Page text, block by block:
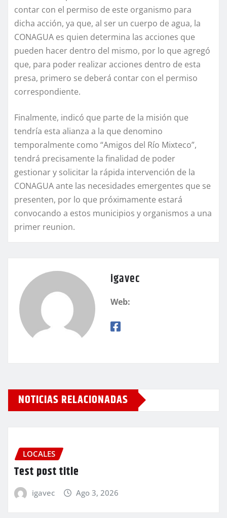
contar con el permiso de este organismo para
dicha acción, ya que, al ser un cuerpo de agua, la
CONAGUA es quien determina las acciones que
pueden hacer dentro del mismo, por lo que agregó
que, para poder realizar acciones dentro de esta
presa, primero se deberá contar con el permiso
correspondiente.
Finalmente, indicó que parte de la misión que
tendría esta alianza a la que denomino
temporalmente como “Amigos del Río Mixteco”,
tendrá precisamente la finalidad de poder
gestionar y solicitar la rápida intervención de la
CONAGUA ante las necesidades emergentes que se
presenten, por lo que próximamente estará
convocando a estos municipios y organismos a una
primer reunion.
igavec
Web:
NOTICIAS RELACIONADAS
LOCALES
Test post title
igavec Ago 3, 2026